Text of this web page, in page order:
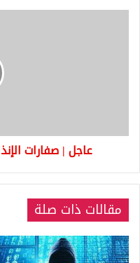
الإمدادات
أبيب
عاجل | صفارات
مقالات ذات صلة